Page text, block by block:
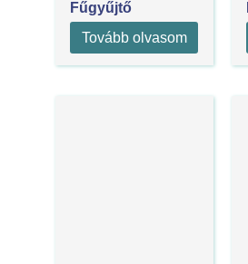
Fűgyűjtő
Tovább olvasom